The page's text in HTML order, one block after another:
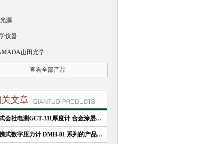
源
仪器
山田光学
查看全部产品
文章
株式会社电测GCT-311厚度计 合金涂层无损测厚设备
便携式数字压力计 DMH-01 系列的产品参数分析